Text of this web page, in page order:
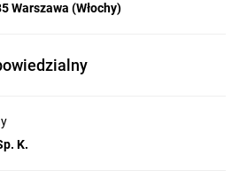
Warszawa (Włochy)
K.